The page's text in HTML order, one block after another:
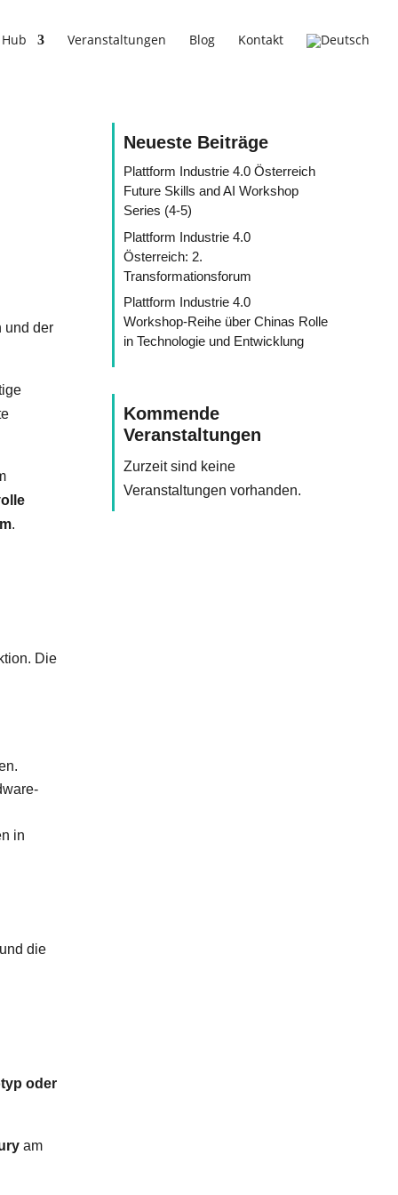
Veranstaltungen Blog Kontakt
und der
.
Die
in
die
oder
am
Neueste Beiträge
Plattform Industrie 4.0 Österreich
Future Skills and AI Workshop
Series (4-5)
Plattform Industrie 4.0
Österreich: 2.
Transformationsforum
Plattform Industrie 4.0
Workshop-Reihe über Chinas Rolle
in Technologie und Entwicklung
Kommende
Veranstaltungen
Zurzeit sind keine
Veranstaltungen vorhanden.